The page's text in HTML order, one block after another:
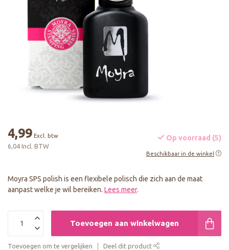
4,99 Excl. btw
6,04 Incl. BTW
Op voorraad (5)
Beschikbaar in de winkel
Moyra SPS polish is een flexibele polisch die zich aan de maat
aanpast welke je wil bereiken. Lees meer.
Toevoegen aan winkelwagen
Toevoegen om te vergelijken Deel dit product